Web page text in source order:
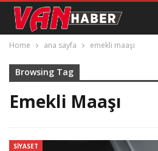
Home ana sayfa emekli maaşı
Browsing Tag
Emekli Maaşı
SIYASET